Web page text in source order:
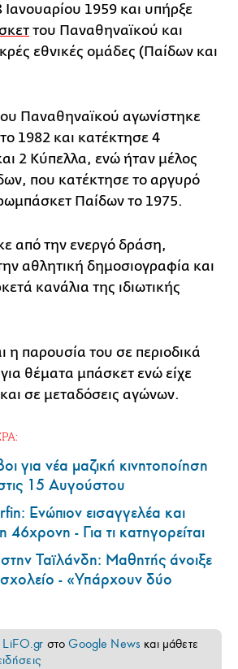
Ιανουαρίου 1959 και υπήρξε
του Παναθηναϊκού και
εθνικές ομάδες (Παίδων και
Παναθηναϊκού αγωνίστηκε
1982 και κατέκτησε 4
2 Κύπελλα, ενώ ήταν μέλος
που κατέκτησε το αργυρό
Παίδων το 1975.
από την ενεργό δράση,
αθλητική δημοσιογραφία και
κανάλια της ιδιωτικής
η παρουσία του σε περιοδικά
θέματα μπάσκετ ενώ είχε
σε μεταδόσεις αγώνων.
για νέα μαζική κινητοποίηση
15 Αυγούστου
Ενώπιον εισαγγελέα και
46χρονη - Για τι κατηγορείται
Ταϊλάνδη: Μαθητής άνοιξε
- «Υπάρχουν δύο
LiFO.gr στοGoogle News και μάθετε